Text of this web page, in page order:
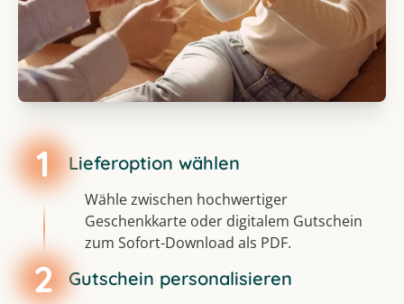
1 Lieferoption wählen
Wähle zwischen hochwertiger
Geschenkkarte oder digitalem Gutschein
zum Sofort-Download als PDF.
2 Gutschein personalisieren